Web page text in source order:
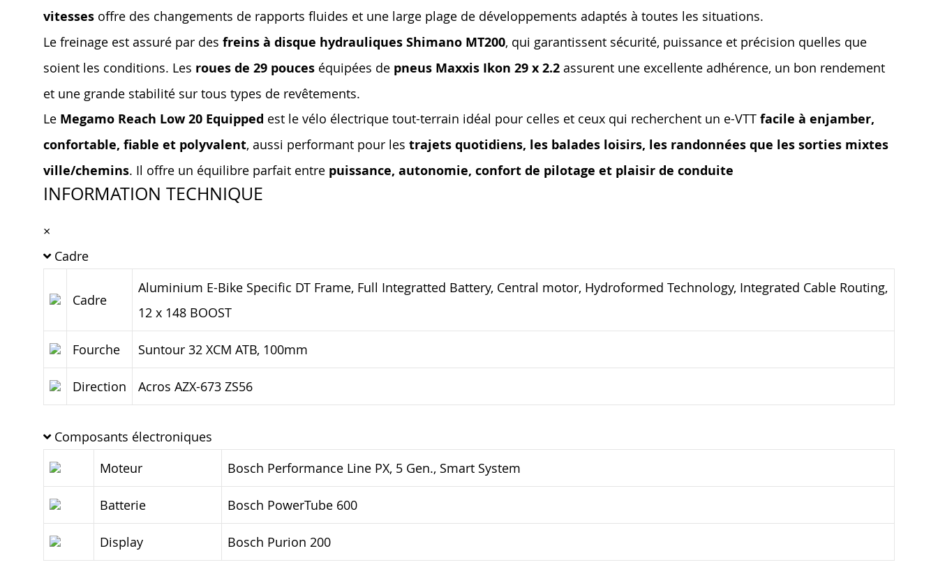
vitesses offre des changements de rapports fluides et une large plage de développements adaptés à toutes les situations.
Le freinage est assuré par des freins à disque hydrauliques Shimano MT200, qui garantissent sécurité, puissance et précision quelles que
soient les conditions. Les roues de 29 pouces équipées de pneus Maxxis Ikon 29 x 2.2 assurent une excellente adhérence, un bon rendement
et une grande stabilité sur tous types de revêtements.
Le Megamo Reach Low 20 Equipped est le vélo électrique tout-terrain idéal pour celles et ceux qui recherchent un e-VTT facile à enjamber,
confortable, fiable et polyvalent, aussi performant pour les trajets quotidiens, les balades loisirs, les randonnées que les sorties mixtes
ville/chemins. Il offre un équilibre parfait entre puissance, autonomie, confort de pilotage et plaisir de conduite
INFORMATION TECHNIQUE
×
Cadre
Cadre
Aluminium E-Bike Specific DT Frame, Full Integratted Battery, Central motor, Hydroformed Technology, Integrated Cable Routing,
12 x 148 BOOST
Fourche Suntour 32 XCM ATB, 100mm
Direction Acros AZX-673 ZS56
Composants électroniques
Moteur
Bosch Performance Line PX, 5 Gen., Smart System
Batterie Bosch PowerTube 600
Display Bosch Purion 200